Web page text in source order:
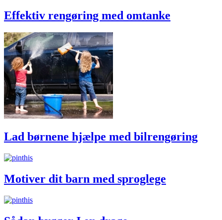
Effektiv rengøring med omtanke
Lad børnene hjælpe med bilrengøring
Motiver dit barn med sproglege